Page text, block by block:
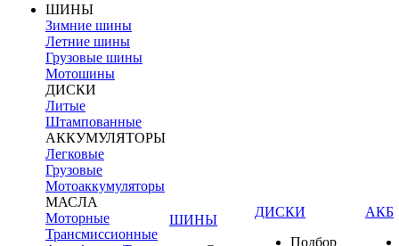
ШИНЫ
Зимние шины
Летние шины
Грузовые шины
Мотошины
ДИСКИ
Литые
Штампованные
АККУМУЛЯТОРЫ
Легковые
Грузовые
Мотоаккумуляторы
МАСЛА
Моторные
Трансмиссионные
ШИНЫ
ДИСКИ
Подбор
АКБ